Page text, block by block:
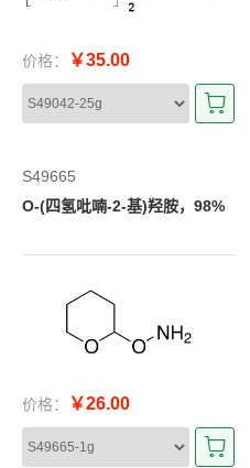
价格： ￥35.00
S49665
O-(四氢吡喃-2-基)羟胺，98%
价格： ￥26.00